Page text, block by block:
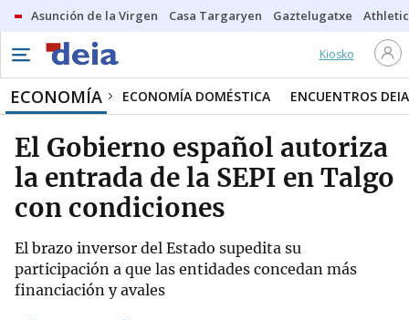
Asunción de la Virgen Casa Targaryen Gaztelugatxe Athletic
Kiosko
ECONOMÍA ECONOMÍA DOMÉSTICA ENCUENTROS DEIA
El Gobierno español autoriza
la entrada de la SEPI en Talgo
con condiciones
El brazo inversor del Estado supedita su
participación a que las entidades concedan más
financiación y avales